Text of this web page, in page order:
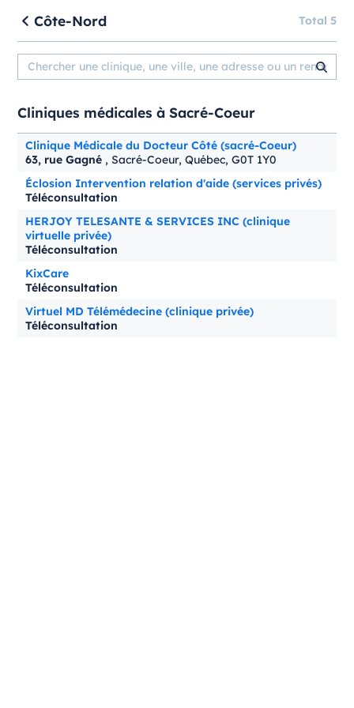
Côte-Nord Total 5
Cliniques médicales à Sacré-Coeur
Clinique Médicale du Docteur Côté (sacré-Coeur)
63, rue Gagné , Sacré-Coeur, Québec, G0T 1Y0
Éclosion Intervention relation d'aide (services privés)
Téléconsultation
HERJOY TELESANTE & SERVICES INC (clinique
virtuelle privée)
Téléconsultation
KixCare
Téléconsultation
Virtuel MD Télémédecine (clinique privée)
Téléconsultation